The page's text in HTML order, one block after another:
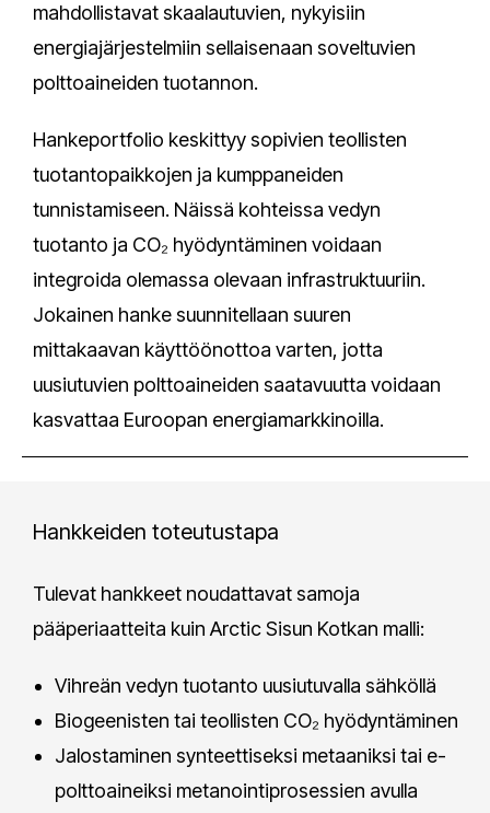
mahdollistavat skaalautuvien, nykyisiin
energiajärjestelmiin sellaisenaan soveltuvien
polttoaineiden tuotannon.
Hankeportfolio keskittyy sopivien teollisten
tuotantopaikkojen ja kumppaneiden
tunnistamiseen. Näissä kohteissa vedyn
tuotanto ja CO₂ hyödyntäminen voidaan
integroida olemassa olevaan infrastruktuuriin.
Jokainen hanke suunnitellaan suuren
mittakaavan käyttöönottoa varten, jotta
uusiutuvien polttoaineiden saatavuutta voidaan
kasvattaa Euroopan energiamarkkinoilla.
Hankkeiden toteutustapa
Tulevat hankkeet noudattavat samoja
pääperiaatteita kuin Arctic Sisun Kotkan malli:
Vihreän vedyn tuotanto uusiutuvalla sähköllä
Biogeenisten tai teollisten CO₂ hyödyntäminen
Jalostaminen synteettiseksi metaaniksi tai e-
polttoaineiksi metanointiprosessien avulla